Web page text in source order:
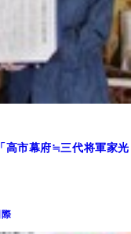
高市幕府≒三代将軍家光